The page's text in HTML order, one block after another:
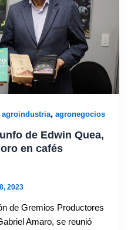
agroindustria, agronegocios
de Edwin Quea,
en cafés
2023
de Gremios Productores
Amaro, se reunió